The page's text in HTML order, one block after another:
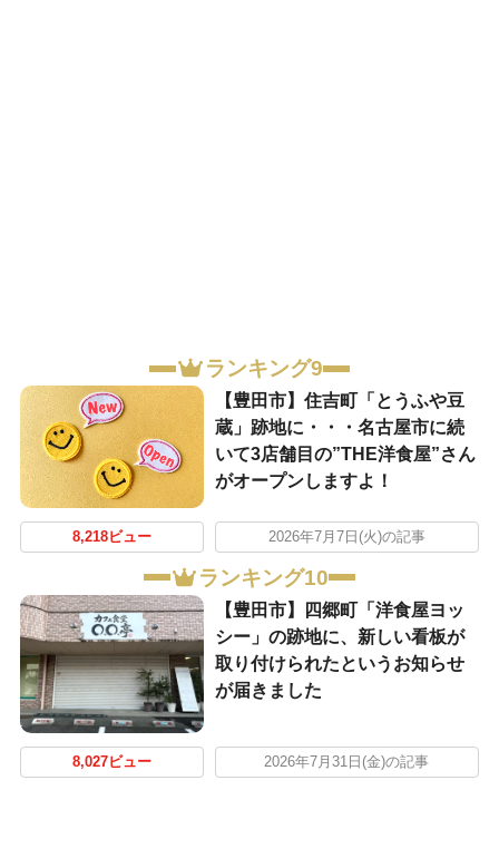
ランキング9
【豊田市】住吉町「とうふや豆
蔵」跡地に・・・名古屋市に続
いて3店舗目の”THE洋食屋”さん
がオープンしますよ！
8,218ビュー 2026年7月7日(火)の記事
ランキング10
【豊田市】四郷町「洋食屋ヨッ
シー」の跡地に、新しい看板が
取り付けられたというお知らせ
が届きました
8,027ビュー 2026年7月31日(金)の記事